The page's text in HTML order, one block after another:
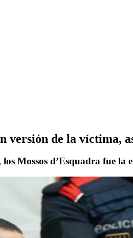
versión de la víctima,
Mossos d’Esquadra fue la